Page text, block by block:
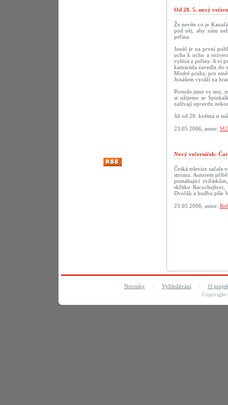
Od 28. 5. nový
Že nevíte co je
pod něj, aby nám
peřina.
Jonáš je na první
ucha k uchu a
vylézá z peřiny. A ví
kamaráda zavedla do
Modré pruhy, pro
Jonášem vyráží na
Protože jsme ve snu,
si užijeme se
zažívají opravdu
Již od 28. května si
23.05.2006, autor:
Nový večerníček:
Česká televize začala
stromu. Autorem
pomáhající
skřítku
Dvořák a hudbu píše
23.05.2006, autor:
Novinky: Vyhledávání: O
Copyright